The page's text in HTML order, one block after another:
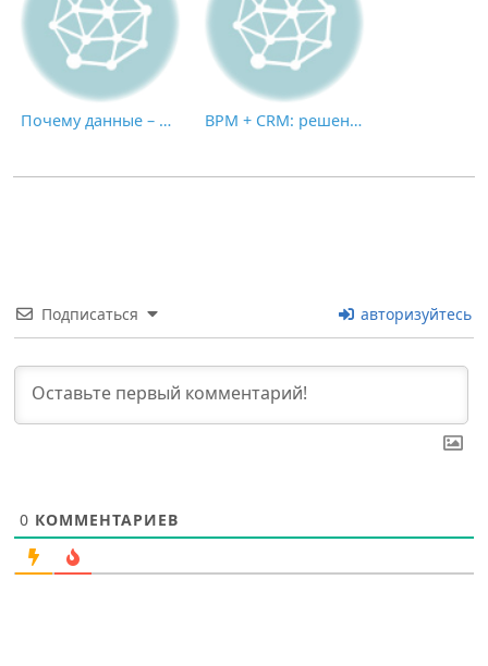
Почему данные – это НЕ новая нефть: пик экономики, основанной на применении искусственного интеллекта BPM + CRM: решение для успешной цифровой трансформации
Подписаться авторизуйтесь
0 КОММЕНТАРИЕВ